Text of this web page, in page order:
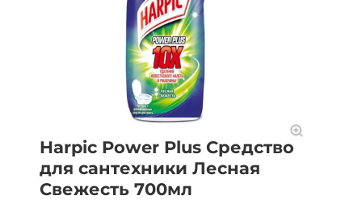
Harpic Power Plus Средство
для сантехники Лесная
Свежесть 700мл